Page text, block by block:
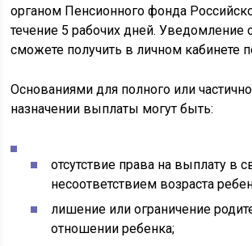
органом Пенсионного фонда
течение 5 рабочих дней.
сможете получить в личном кабинете
Основаниями для полного или
назначении выплаты могут быть:
отсутствие права на выплату в
несоответствием возраста
лишение или ограничение
отношении ребенка;